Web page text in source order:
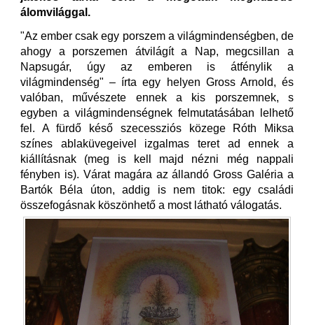
álomvilággal.
"Az ember csak egy porszem a világmindenségben, de
ahogy a porszemen átvilágít a Nap, megcsillan a
Napsugár, úgy az emberen is átfénylik a
világmindenség" – írta egy helyen Gross Arnold, és
valóban, művészete ennek a kis porszemnek, s
egyben a világmindenségnek felmutatásában lelhető
fel. A fürdő késő szecessziós közege Róth Miksa
színes ablaküvegeivel izgalmas teret ad ennek a
kiállításnak (meg is kell majd nézni még nappali
fényben is). Várat magára az állandó Gross Galéria a
Bartók Béla úton, addig is nem titok: egy családi
összefogásnak köszönhető a most látható válogatás.